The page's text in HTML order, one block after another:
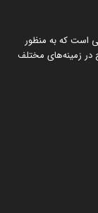
است که به منظور
در زمینه‌های مختلف